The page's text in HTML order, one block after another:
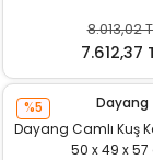
8.013,02
7.612,37
%5
Dayang
Dayang Camlı Kuş
50 x 49 x